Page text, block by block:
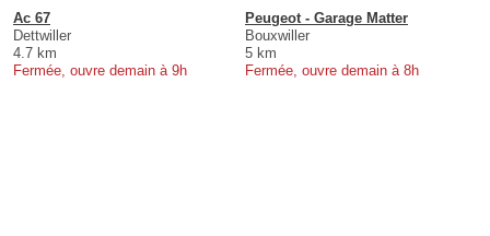
Ac 67
Dettwiller
4.7 km
Fermée, ouvre demain à 9h
Peugeot - Garage Matter
Bouxwiller
5 km
Fermée, ouvre demain à 8h